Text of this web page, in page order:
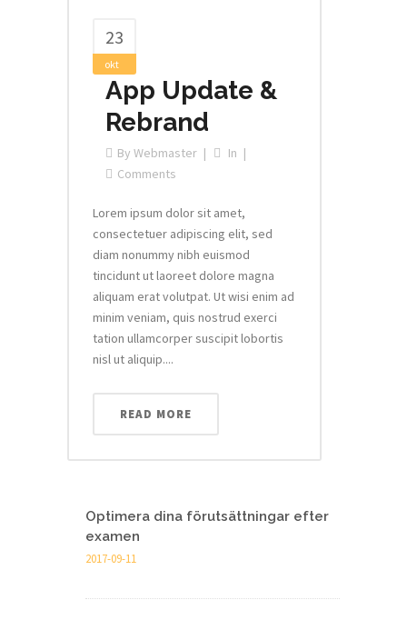
23
okt
App Update &
Rebrand
By Webmaster
In
Comments
Lorem ipsum dolor sit amet,
consectetuer adipiscing elit, sed
diam nonummy nibh euismod
tincidunt ut laoreet dolore magna
aliquam erat volutpat. Ut wisi enim ad
minim veniam, quis nostrud exerci
tation ullamcorper suscipit lobortis
nisl ut aliquip....
READ MORE
Optimera dina förutsättningar efter
examen
2017-09-11